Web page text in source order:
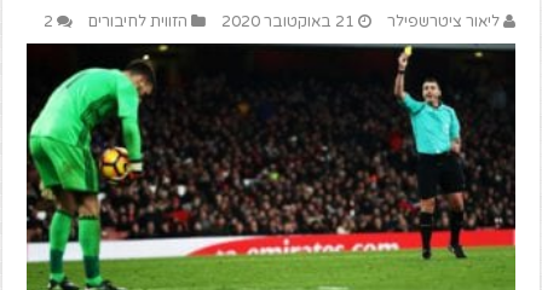
ליאור ציטרשפילר 21 באוקטובר 2020 הזווית לחיבורים 2